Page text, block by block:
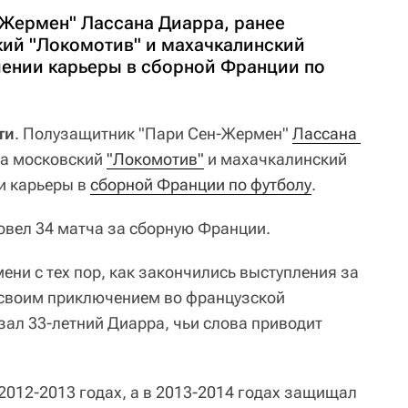
Лассана Диарра, ранее
"Локомотив" и махачкалинский
карьеры в сборной Франции по
. Полузащитник "Пари Сен-Жермен" Лассана
московский "Локомотив" и махачкалинский
карьеры в сборной Франции по футболу.
34 матча за сборную Франции.
с тех пор, как закончились выступления за
приключением во французской
33-летний Диарра, чьи слова приводит
2013 годах, а в 2013-2014 годах защищал